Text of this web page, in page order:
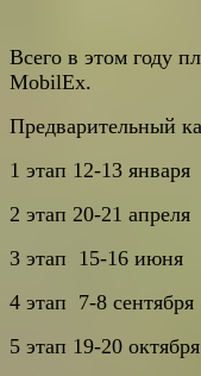
Всего в этом году
MobilEx.
Предварительный
1 этап 12-13 января
2 этап 20-21 апреля
3 этап 15-16 июня
4 этап 7-8 сентября
5 этап 19-20 октября